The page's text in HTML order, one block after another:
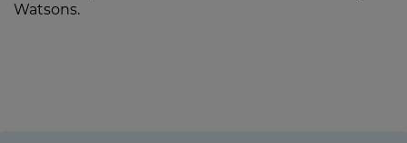
Watsons.